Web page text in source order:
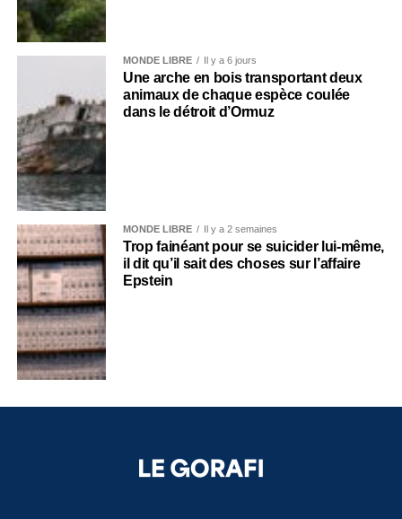
MONDE LIBRE Il y a 6 jours
Une arche en bois transportant deux
animaux de chaque espèce coulée
dans le détroit d’Ormuz
MONDE LIBRE Il y a 2 semaines
Trop fainéant pour se suicider lui-même,
il dit qu’il sait des choses sur l’affaire
Epstein